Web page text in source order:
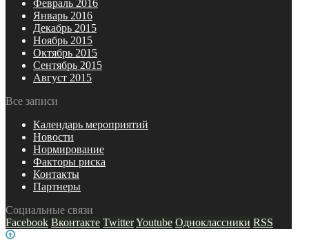
Февраль 2016
Январь 2016
Декабрь 2015
Ноябрь 2015
Октябрь 2015
Сентябрь 2015
Август 2015
Все записи
Календарь мероприятий
Новости
Нормирование
Факторы риска
Контакты
Партнеры
Социальные связи
Facebook Вконтакте TwitterYoutube Одноклассники RSS